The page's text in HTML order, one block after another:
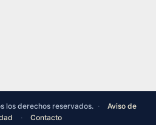
los derechos reservados. ·
Aviso de
· Contacto